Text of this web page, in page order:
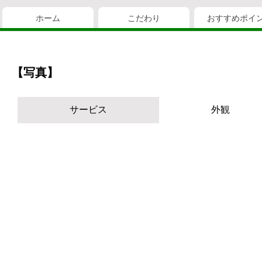
ホーム こだわり おすすめポイ
【写真】
サービス 外観